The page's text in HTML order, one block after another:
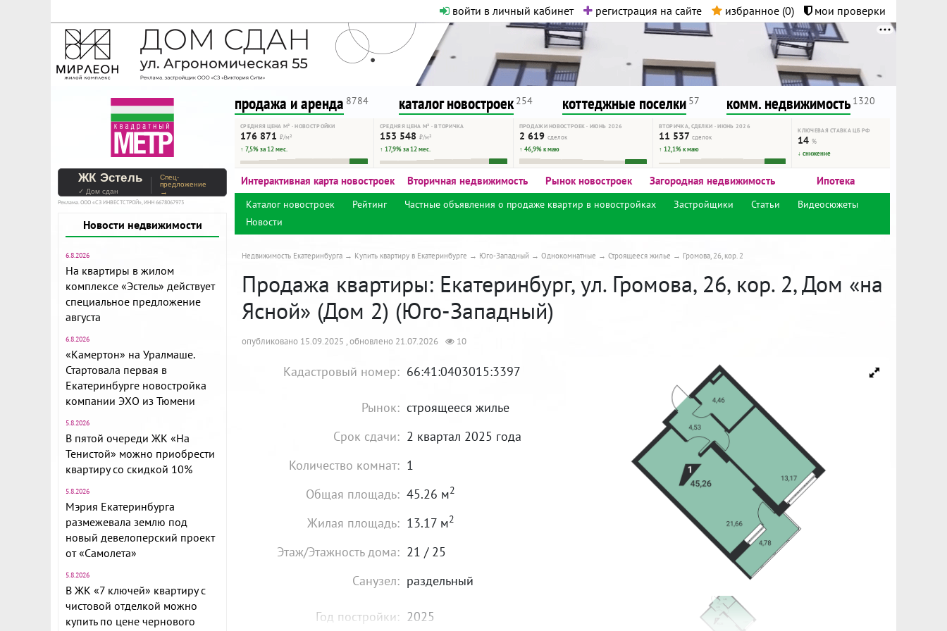
войти в личный кабинет регистрация на сайте избранное (0) мои проверки
На Метре реклама - только нормальная. Никакого шок-контента.
Помогайте независимому ресурсу, как он помогает вам. Удачи!
продажа и аренда 8784 каталог новостроек 254 коттеджные поселки 57 комм. недвижимость 1320
СРЕДНЯЯ ЦЕНА М² · НОВОСТРОЙКИ
176 871 ₽/м²
↑ 7,5% за 12 мес.
СРЕДНЯЯ ЦЕНА М² · ВТОРИЧКА
153 548 ₽/м²
↑ 17,9% за 12 мес.
ПРОДАЖИ НОВОСТРОЕК · ИЮНЬ 2026
2 619 сделок
↑ 46,9% к маю
ВТОРИЧКА, СДЕЛКИ · ИЮНЬ 2026
11 537 сделок
↑ 12,1% к маю
КЛЮЧЕВАЯ СТАВКА ЦБ РФ
14%
↓ снижение
ЖК Эстель
✓ Дом сдан
Спец-
предложение
→
Реклама. ООО «СЗ ИНВЕСТСТРОЙ», ИНН 6678067973
Новости недвижимости
6.8.2026
На квартиры в жилом
комплексе «Эстель» действует
специальное предложение
августа
6.8.2026
«Камертон» на Уралмаше.
Стартовала первая в
Екатеринбурге новостройка
компании ЭХО из Тюмени
5.8.2026
В пятой очереди ЖК «На
Тенистой» можно приобрести
квартиру со скидкой 10%
5.8.2026
Мэрия Екатеринбурга
размежевала землю под
новый девелоперский проект
от «Самолета»
5.8.2026
В ЖК «7 ключей» квартиру с
чистовой отделкой можно
купить по цене чернового
Интерактивная карта новостроек Вторичная недвижимость Рынок новостроек Загородная недвижимость Ипотека
Каталог новостроек Рейтинг Частные объявления о продаже квартир в новостройках Застройщики Статьи
Видеосюжеты
Новости
Недвижимость Екатеринбурга Купить квартиру в Екатеринбурге Юго-Западный Однокомнатные Строящееся жилье Громова, 26, кор. 2
Продажа квартиры: Екатеринбург, ул. Громова, 26, кор. 2, Дом «на
Ясной» (Дом 2) (Юго-Западный)
опубликовано 15.09.2025 , обновлено 21.07.2026 10
Кадастровый номер: 66:41:0403015:3397
Рынок: строящееся жилье
Срок сдачи: 2 квартал 2025 года
Количество комнат: 1
Общая площадь: 45.26 м2
Жилая площадь: 13.17 м2
Этаж/Этажность дома: 21 / 25
Санузел: раздельный
Год постройки: 2025